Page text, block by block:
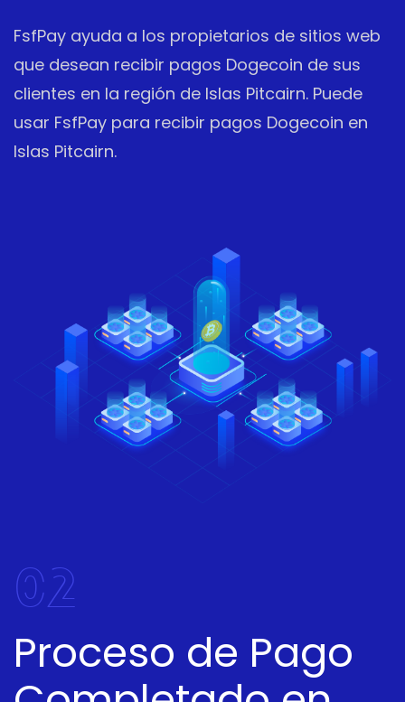
FsfPay ayuda a los propietarios de sitios web
que desean recibir pagos Dogecoin de sus
clientes en la región de Islas Pitcairn. Puede
usar FsfPay para recibir pagos Dogecoin en
Islas Pitcairn.
02
Proceso de Pago